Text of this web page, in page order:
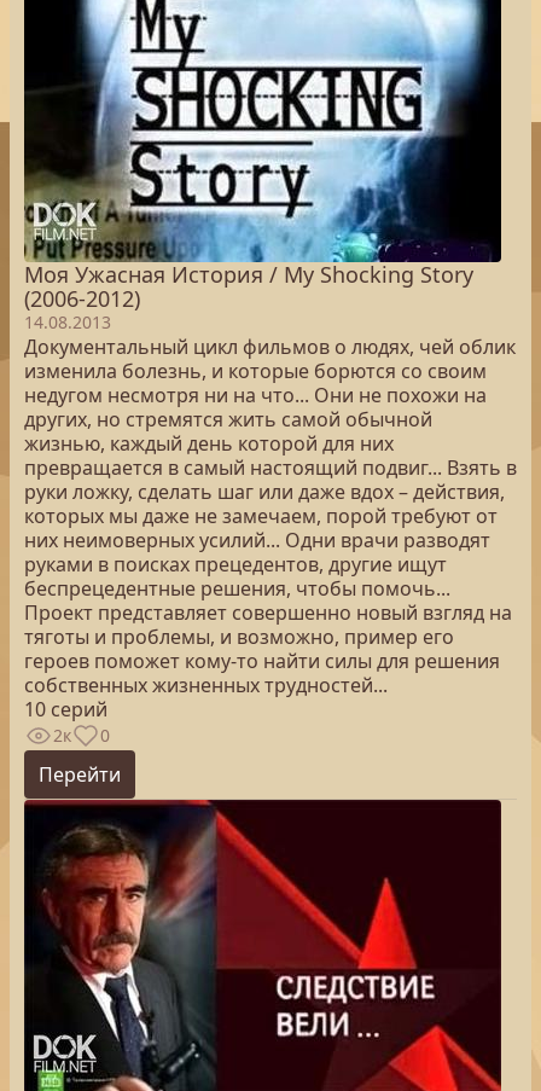
Моя Ужасная История / My Shocking Story
(2006-2012)
14.08.2013
Документальный цикл фильмов о людях, чей облик
изменила болезнь, и которые борются со своим
недугом несмотря ни на что... Они не похожи на
других, но стремятся жить самой обычной
жизнью, каждый день которой для них
превращается в самый настоящий подвиг... Взять в
руки ложку, сделать шаг или даже вдох – действия,
которых мы даже не замечаем, порой требуют от
них неимоверных усилий... Одни врачи разводят
руками в поисках прецедентов, другие ищут
беспрецедентные решения, чтобы помочь...
Проект представляет совершенно новый взгляд на
тяготы и проблемы, и возможно, пример его
героев поможет кому-то найти силы для решения
собственных жизненных трудностей...
10 серий
2к 0
Перейти